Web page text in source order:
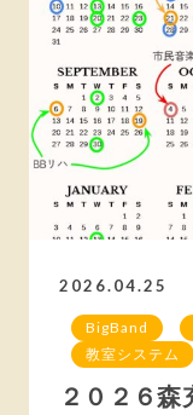
2026.04.25
BigBand
教室システム
２０２６